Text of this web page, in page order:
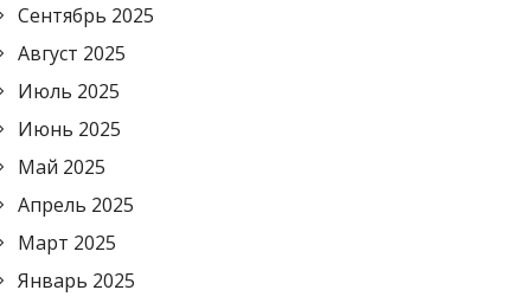
Сентябрь 2025
Август 2025
Июль 2025
Июнь 2025
Май 2025
Апрель 2025
Март 2025
Январь 2025